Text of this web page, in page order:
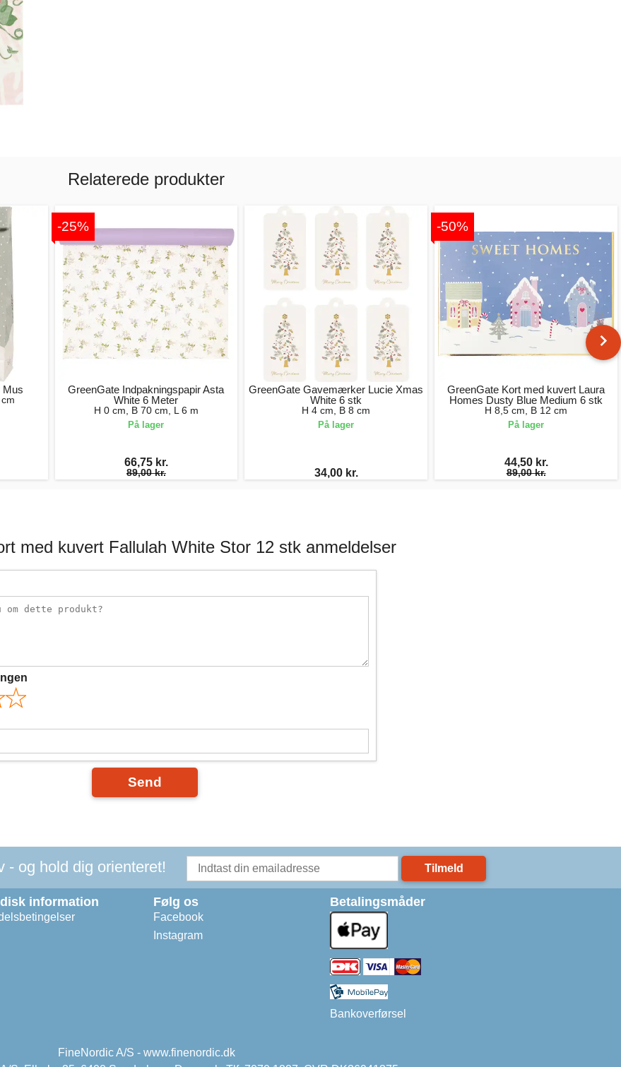
Relaterede produkter
Mus
-25%
GreenGate Indpakningspapir Asta
White 6 Meter
H 0 cm, B 70 cm, L 6 m
På lager
66,75 kr.
89,00 kr.
GreenGate Gavemærker Lucie Xmas
White 6 stk
H 4 cm, B 8 cm
På lager
34,00 kr.
-50%
GreenGate Kort med kuvert Laura
Homes Dusty Blue Medium 6 stk
H 8,5 cm, B 12 cm
På lager
44,50 kr.
89,00 kr.
med kuvert Fallulah White Stor 12 stk anmeldelser
Ingen
Send
- og hold dig orienteret! Tilmeld
information Følg os
Facebook
Instagram
Betalingsmåder
Bankoverførsel
FineNordic A/S - www.finenordic.dk